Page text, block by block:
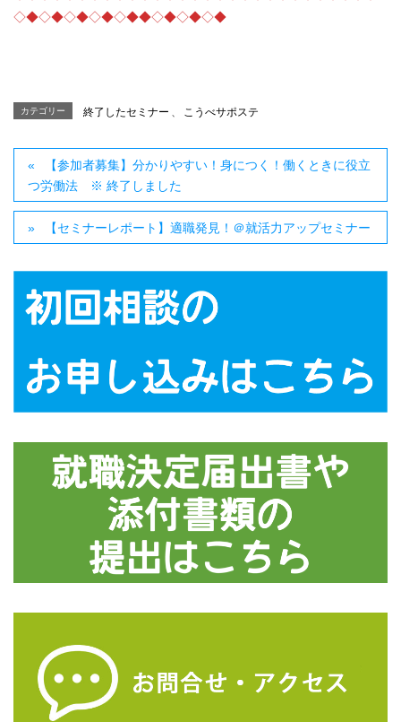
◇◆◇◆◇◆◇◆◇◆◆◇◆◇◆◇◆
カテゴリー 終了したセミナー 、 こうべサポステ
【参加者募集】分かりやすい！身につく！働くときに役立
つ労働法 ※ 終了しました
【セミナーレポート】適職発見！＠就活力アップセミナー